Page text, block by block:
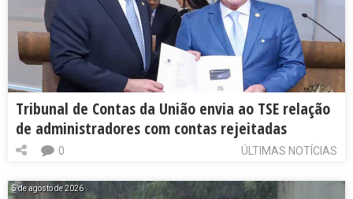
Tribunal de Contas da União envia ao TSE relação
de administradores com contas rejeitadas
ÚLTIMAS NOTÍCIAS
0
5 de agosto de 2026